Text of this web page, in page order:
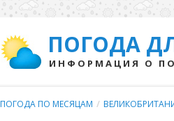
ПОГОДА
ИНФОРМАЦИЯ О
ПОГОДА ПО МЕСЯЦАМ /